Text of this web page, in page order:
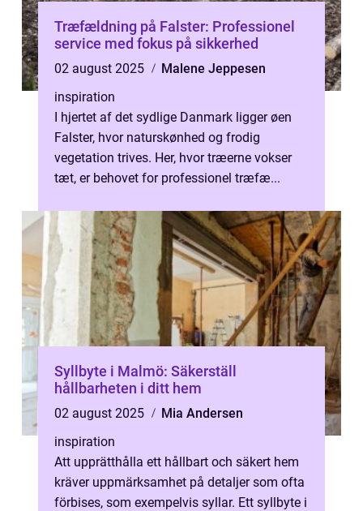
Træfældning på Falster: Professionel
service med fokus på sikkerhed
02 august 2025
Malene Jeppesen
inspiration
I hjertet af det sydlige Danmark ligger øen
Falster, hvor naturskønhed og frodig
vegetation trives. Her, hvor træerne vokser
tæt, er behovet for professionel træfæ...
Syllbyte i Malmö: Säkerställ
hållbarheten i ditt hem
02 august 2025
Mia Andersen
inspiration
Att upprätthålla ett hållbart och säkert hem
kräver uppmärksamhet på detaljer som ofta
förbises, som exempelvis syllar. Ett syllbyte i